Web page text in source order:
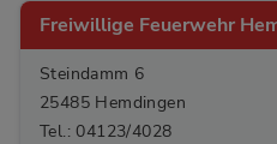
Freiwillige Feuerwehr
Steindamm 6
25485 Hemdingen
Tel.: 04123/4028